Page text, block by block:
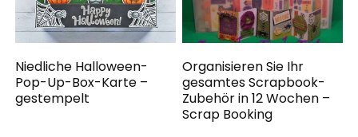
Niedliche Halloween-
Pop-Up-Box-Karte –
gestempelt
Organisieren Sie Ihr
gesamtes Scrapbook-
Zubehör in 12 Wochen –
Scrap Booking